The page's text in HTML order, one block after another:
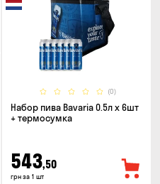
(0)
Набор пива Bavaria 0.5л х 6шт
+ термосумка
543,50
грн за 1 шт